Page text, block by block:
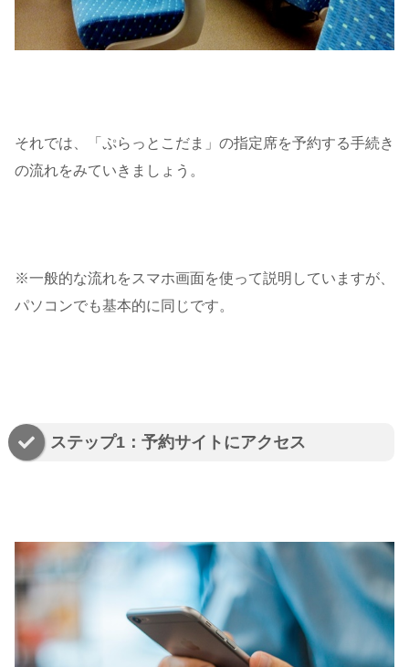
それでは、「ぷらっとこだま」の指定席を予約する手続き
の流れをみていきましょう。
※一般的な流れをスマホ画面を使って説明していますが、
パソコンでも基本的に同じです。
ステップ1：予約サイトにアクセス